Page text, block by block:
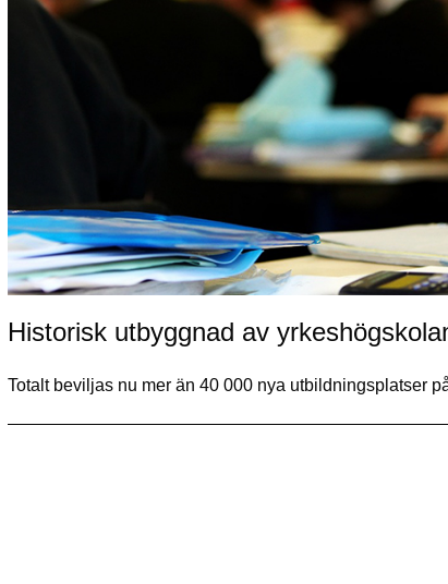
Historisk utbyggnad av
Totalt beviljas nu mer än 40 000 nya utbildningsplatser